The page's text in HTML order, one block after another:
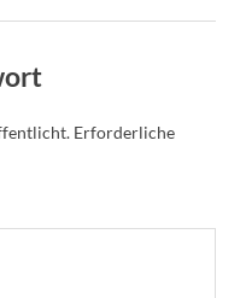
Erforderliche